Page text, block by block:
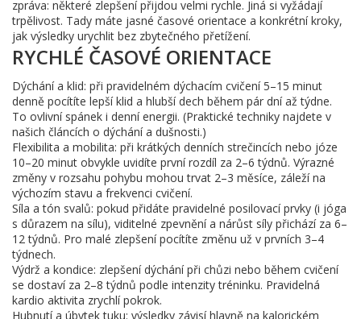
zpráva: některé zlepšení přijdou velmi rychle. Jiná si vyžádají
trpělivost. Tady máte jasné časové orientace a konkrétní kroky,
jak výsledky urychlit bez zbytečného přetížení.
RYCHLÉ ČASOVÉ ORIENTACE
Dýchání a klid: při pravidelném dýchacím cvičení 5–15 minut
denně pocítíte lepší klid a hlubší dech během pár dní až týdne.
To ovlivní spánek i denní energii. (Praktické techniky najdete v
našich článcích o dýchání a dušnosti.)
Flexibilita a mobilita: při krátkých denních strečincích nebo józe
10–20 minut obvykle uvidíte první rozdíl za 2–6 týdnů. Výrazné
změny v rozsahu pohybu mohou trvat 2–3 měsíce, záleží na
výchozím stavu a frekvenci cvičení.
Síla a tón svalů: pokud přidáte pravidelné posilovací prvky (i jóga
s důrazem na sílu), viditelné zpevnění a nárůst síly přichází za 6–
12 týdnů. Pro malé zlepšení pocítíte změnu už v prvních 3–4
týdnech.
Výdrž a kondice: zlepšení dýchání při chůzi nebo během cvičení
se dostaví za 2–8 týdnů podle intenzity tréninku. Pravidelná
kardio aktivita zrychlí pokrok.
Hubnutí a úbytek tuku: výsledky závisí hlavně na kalorickém